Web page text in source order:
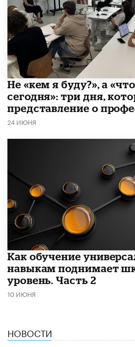
Не «кем я буду?», а
сегодня»: три дня,
представление о
24 ИЮНЯ
​Как обучение
навыкам поднимает
уровень. Часть 2
10 ИЮНЯ
НОВОСТИ